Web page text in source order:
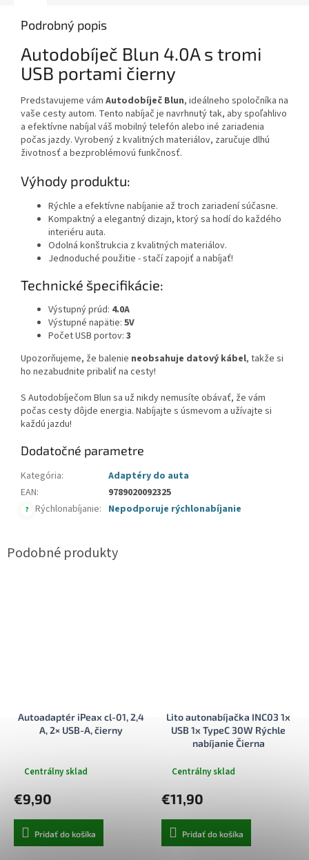
Podrobný popis
Autodobíječ Blun 4.0A s tromi
USB portami čierny
Predstavujeme vám Autodobíječ Blun, ideálneho spoločníka na
vaše cesty autom. Tento nabíjač je navrhnutý tak, aby spoľahlivo
a efektívne nabíjal váš mobilný telefón alebo iné zariadenia
počas jazdy. Vyrobený z kvalitných materiálov, zaručuje dlhú
životnosť a bezproblémovú funkčnosť.
Výhody produktu:
Rýchle a efektívne nabíjanie až troch zariadení súčasne.
Kompaktný a elegantný dizajn, ktorý sa hodí do každého
interiéru auta.
Odolná konštrukcia z kvalitných materiálov.
Jednoduché použitie - stačí zapojiť a nabíjať!
Technické špecifikácie:
Výstupný prúd: 4.0A
Výstupné napätie: 5V
Počet USB portov: 3
Upozorňujeme, že balenie neobsahuje datový kábel, takže si
ho nezabudnite pribaliť na cesty!
S Autodobíječom Blun sa už nikdy nemusíte obávať, že vám
počas cesty dôjde energia. Nabíjajte s úsmevom a užívajte si
každú jazdu!
Dodatočné parametre
Kategória:
Adaptéry do auta
EAN: 9789020092325
? Rýchlonabíjanie: Nepodporuje rýchlonabíjanie
Autoadaptér iPeax cl-01, 2,4
A, 2× USB-A, čierny
Centrálny sklad
€9,90
Pridať do košíka
Lito autonabíjačka INC03 1x
USB 1x TypeC 30W Rýchle
nabíjanie Čierna
Centrálny sklad
€11,90
Pridať do košíka